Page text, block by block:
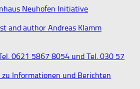
Neuhofen Initiative
and author Andreas Klamm
0621 5867 8054 und Tel. 030 57
Informationen und Berichten